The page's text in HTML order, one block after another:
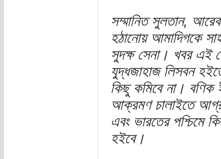
সম্মানিত সুলতান,
হঠানোয় আমাদিগকে
সুদক্ষ সেনা। খবর এই
যুদ্ধজাহাজ লিসবন
কিছু কমিবে না।
আক্রমণ চালাইতে
এবং ভারতের পশ্চিমে
হইবে।